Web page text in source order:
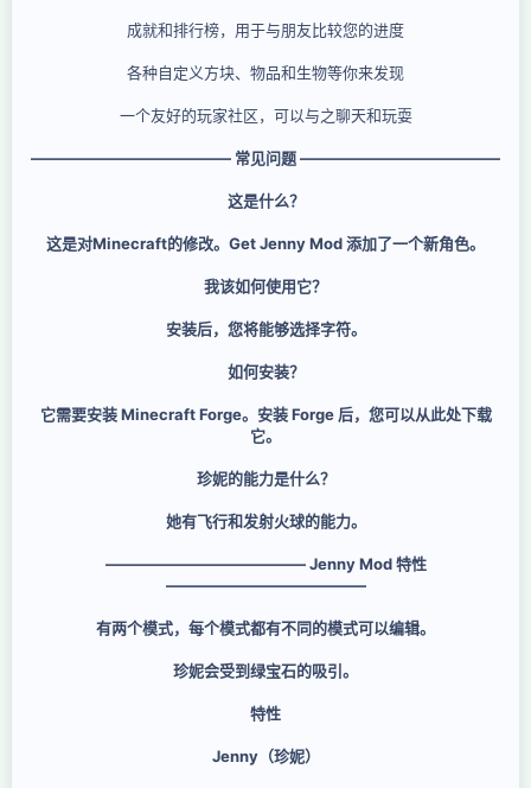
成就和排行榜，用于与朋友比较您的进度
各种自定义方块、物品和生物等你来发现
一个友好的玩家社区，可以与之聊天和玩耍
————————————— 常见问题 —————————————
这是什么？
这是对Minecraft的修改。Get Jenny Mod 添加了一个新角色。
我该如何使用它？
安装后，您将能够选择字符。
如何安装？
它需要安装 Minecraft Forge。安装 Forge 后，您可以从此处下载
它。
珍妮的能力是什么？
她有飞行和发射火球的能力。
————————————— Jenny Mod 特性
—————————————
有两个模式，每个模式都有不同的模式可以编辑。
珍妮会受到绿宝石的吸引。
特性
Jenny（珍妮）